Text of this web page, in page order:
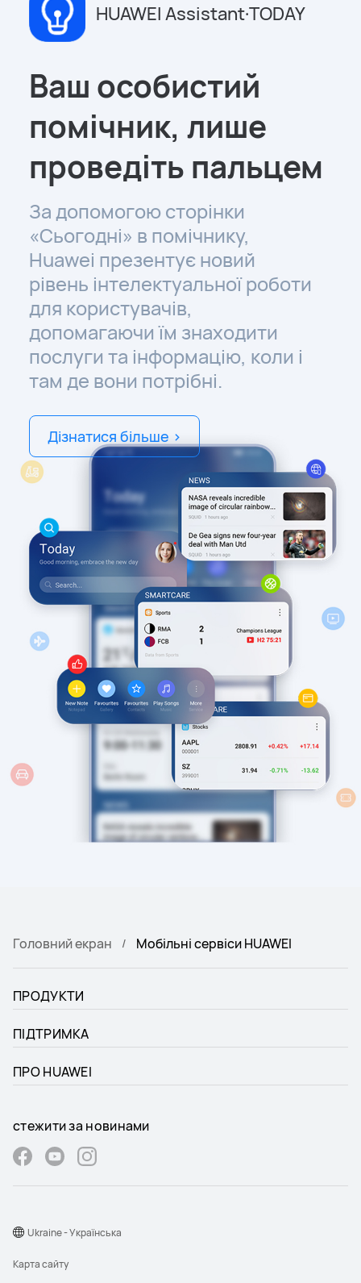
HUAWEI Assistant·TODAY
Ваш особистий
помічник, лише
проведіть пальцем
За допомогою сторінки
«Сьогодні» в помічнику,
Huawei презентує новий
рівень інтелектуальної роботи
для користувачів,
допомагаючи їм знаходити
послуги та інформацію, коли і
там де вони потрібні.
Дізнатися більше >
Головний екран Мобільні сервіси HUAWEI
ПРОДУКТИ
ПІДТРИМКА
ПРО HUAWEI
стежити за новинами
Карта сайту
Ukraine - Українська